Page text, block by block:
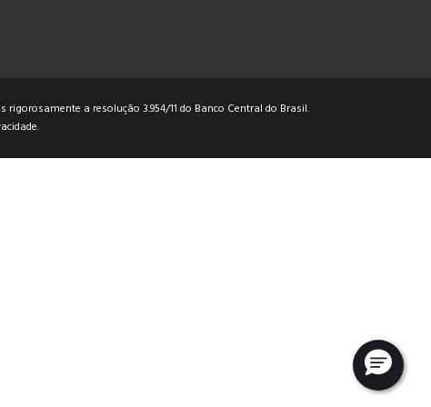
rigorosamente a resolução 3.954/11 do Banco Central do Brasil.
.